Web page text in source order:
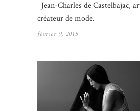
Jean-Charles de Castelbajac,
créateur de mode.
février 9, 2015